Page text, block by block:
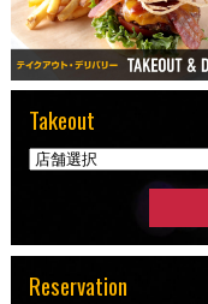
Takeout
Reservation